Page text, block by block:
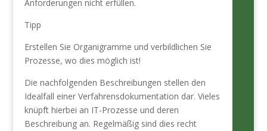
Anforderungen nicht erfüllen.
Tipp
Erstellen Sie Organigramme und verbildlichen Sie
Pro­zesse, wo dies möglich ist!
Die nachfolgenden Beschreibungen stellen den
Idealfall einer Verfahrensdokumentation dar. Vieles
knüpft hierbei an IT-Prozesse und deren
Beschreibung an. Regelmäßig sind dies recht